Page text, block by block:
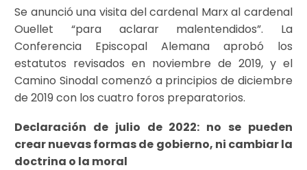
Se anunció una visita del cardenal Marx al cardenal
Ouellet “para aclarar malentendidos”. La
Conferencia Episcopal Alemana aprobó los
estatutos revisados en noviembre de 2019, y el
Camino Sinodal comenzó a principios de diciembre
de 2019 con los cuatro foros preparatorios.
Declaración de julio de 2022: no se pueden
crear nuevas formas de gobierno, ni cambiar la
doctrina o la moral